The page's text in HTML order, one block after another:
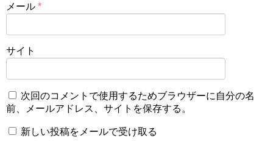
メール *
サイト
次回のコメントで使用するためブラウザーに自分の名
前、メールアドレス、サイトを保存する。
新しい投稿をメールで受け取る